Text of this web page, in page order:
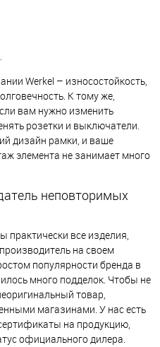
Werkel – износостойкость,
К тому же,
вам нужно изменить
розетки и выключатели.
дизайн рамки, и ваше
элемента не занимает много
неповторимых
практически все изделия,
на своем
популярности бренда в
много подделок. Чтобы не
товар,
магазинами. У нас есть
на продукцию,
официального дилера.